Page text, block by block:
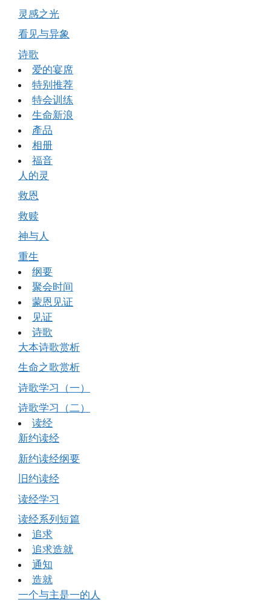
灵感之光
看见与异象
诗歌
爱的宴席
特别推荐
特会训练
生命新浪
產品
相册
福音
人的灵
救恩
救赎
神与人
重生
纲要
聚会时间
蒙恩见证
见证
诗歌
大本诗歌赏析
生命之歌赏析
诗歌学习（一）
诗歌学习（二）
读经
新约读经
新约读经纲要
旧约读经
读经学习
读经系列短篇
追求
追求造就
通知
造就
一个与主是一的人